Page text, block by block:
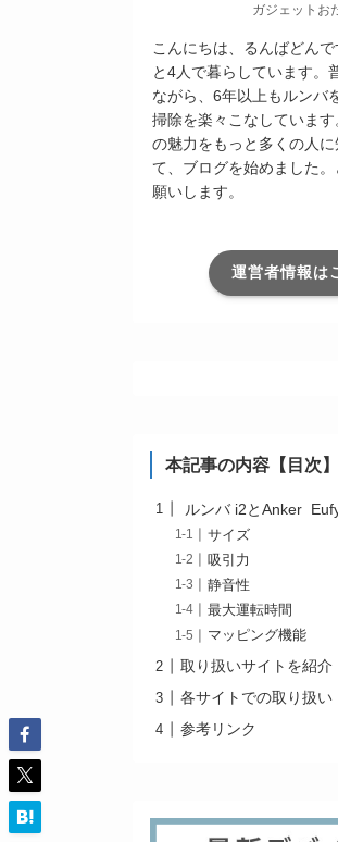
ガジェットお
こんにちは、るんばどん
と4人で暮らしています。
ながら、6年以上もルンバ
掃除を楽々こなしていま
の魅力をもっと多くの人に
て、ブログを始めました
願いします。
運営者情報は
本記事の内容【目次】
ルンバ i2とAnker
サイズ
吸引力
静音性
最大運転時間
マッピング機能
取り扱いサイトを紹介
各サイトでの取り扱い
参考リンク